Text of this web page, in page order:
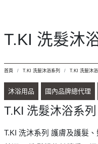
T.KI 洗髮沐
首頁 T.KI 洗髮沐浴系列 T.KI 洗髮沐浴
沐浴用品 國內品牌總代理
T.KI 洗髮沐浴系列
T.KI 洗沐系列 護膚及護髮